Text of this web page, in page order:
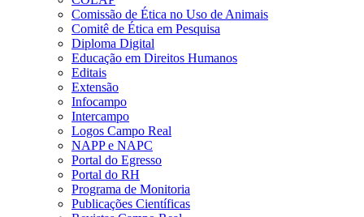
Comissão de Ética no Uso de Animais
Comitê de Ética em Pesquisa
Diploma Digital
Educação em Direitos Humanos
Editais
Extensão
Infocampo
Intercampo
Logos Campo Real
NAPP e NAPC
Portal do Egresso
Portal do RH
Programa de Monitoria
Publicações Científicas